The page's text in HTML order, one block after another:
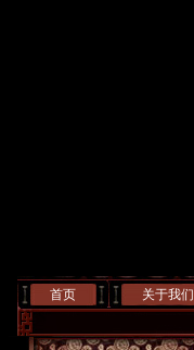
首页 关于我们